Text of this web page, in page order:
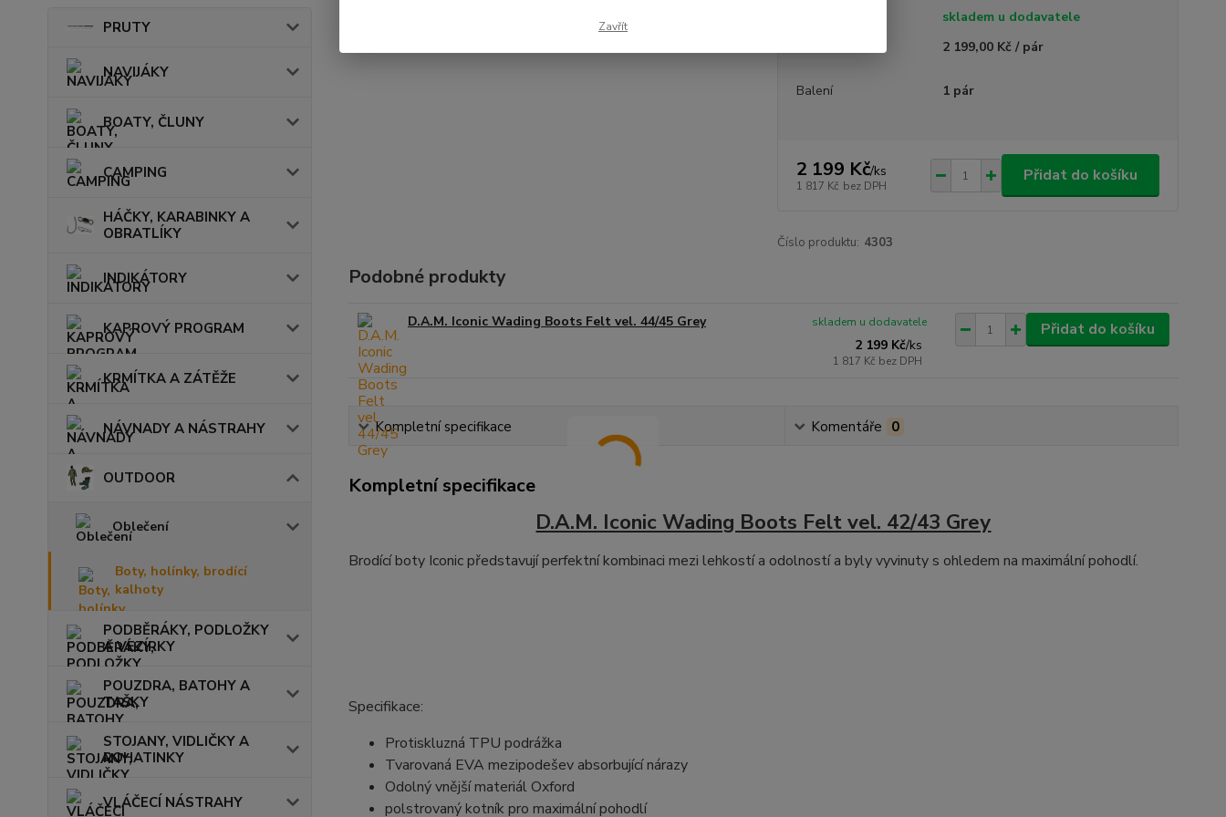
PRUTY
NAVIJÁKY
BOATY, ČLUNY
CAMPING
HÁČKY, KARABINKY A
OBRATLÍKY
INDIKÁTORY
KAPROVÝ PROGRAM
KRMÍTKA A ZÁTĚŽE
NÁVNADY A NÁSTRAHY
OUTDOOR
Oblečení
Boty, holínky, brodící
kalhoty
PODBĚRÁKY, PODLOŽKY
A VEZÍRKY
POUZDRA, BATOHY A
TAŠKY
STOJANY, VIDLIČKY A
ROHATINKY
VLÁČECÍ NÁSTRAHY
skladem u dodavatele
2 199,00 Kč / pár
Balení 1 pár
2 199 Kč/ks
1 817 Kč bez DPH
Přidat do košíku
Číslo produktu: 4303
Podobné produkty
D.A.M. Iconic Wading Boots Felt vel. 44/45 Grey
2 199 Kč/ks
1 817 Kč bez DPH
skladem u dodavatele Přidat do košíku
Kompletní specifikace Komentáře 0
Kompletní specifikace
D.A.M. Iconic Wading Boots Felt vel. 42/43 Grey
Brodící boty Iconic představují perfektní kombinaci mezi lehkostí a odolností a byly vyvinuty s ohledem na maximální pohodlí.
Specifikace:
Protiskluzná TPU podrážka
Tvarovaná EVA mezipodešev absorbující nárazy
Odolný vnější materiál Oxford
polstrovaný kotník pro maximální pohodlí
Zavřít